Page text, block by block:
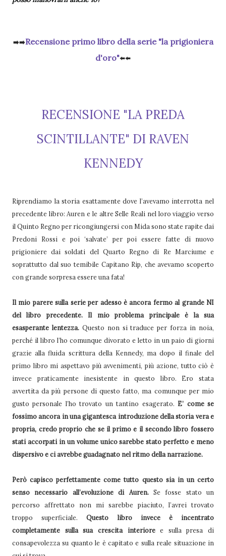
➡️➡️Recensione primo libro della serie "la prigioniera
d'oro"⬅️⬅️
RECENSIONE "LA PREDA
SCINTILLANTE" DI RAVEN
KENNEDY
Riprendiamo la storia esattamente dove l’avevamo interrotta nel
precedente libro: Auren e le altre Selle Reali nel loro viaggio verso
il Quinto Regno per ricongiungersi con Mida sono state rapite dai
Predoni Rossi e poi ‘salvate’ per poi essere fatte di nuovo
prigioniere dai soldati del Quarto Regno di Re Marciume e
soprattutto dal suo temibile Capitano Rip, che avevamo scoperto
con grande sorpresa essere una fata!
Il mio parere sulla serie per adesso è ancora fermo al grande NI
del libro precedente. Il mio problema principale è la sua
esasperante lentezza.Questo non si traduce per forza in noia,
perché il libro l’ho comunque divorato e letto in un paio di giorni
grazie alla fluida scrittura della Kennedy, ma dopo il finale del
primo libro mi aspettavo più avvenimenti, più azione, tutto ciò è
invece praticamente inesistente in questo libro. Ero stata
avvertita da più persone di questo fatto, ma comunque per mio
gusto personale l’ho trovato un tantino esagerato. E’ come se
fossimo ancora in una gigantesca introduzione della storia vera e
propria, credo proprio che se il primo e il secondo libro fossero
stati accorpati in un volume unico sarebbe stato perfetto e meno
dispersivo e ci avrebbe guadagnato nel ritmo della narrazione.
Però capisco perfettamente come tutto questo sia in un certo
senso necessario all’evoluzione di Auren.Se fosse stato un
percorso affrettato non mi sarebbe piaciuto, l’avrei trovato
troppo superficiale.Questo libro invece è incentrato
completamente sulla sua crescita interioree sulla presa di
consapevolezza su quanto le è capitato e sulla reale situazione in